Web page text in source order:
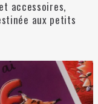
accessoires,
aux petits